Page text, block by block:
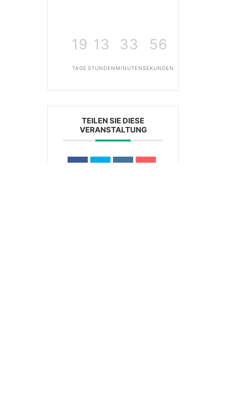
19
TAGE
13
STUNDEN
33
MINUTEN
56
SEKUNDEN
TEILEN SIE DIESE
VERANSTALTUNG